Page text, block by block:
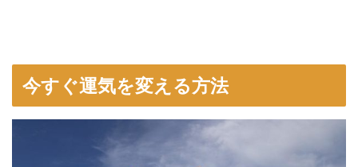
今すぐ運気を変える方法